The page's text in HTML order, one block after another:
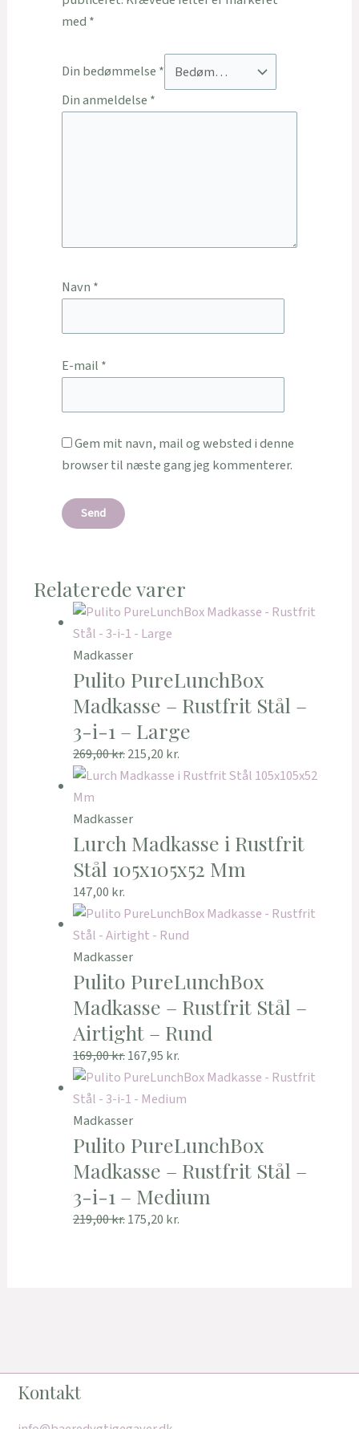
med *
Din bedømmelse *
Din anmeldelse *
Navn *
E-mail *
Gem mit navn, mail og websted i denne
browser til næste gang jeg kommenterer.
Relaterede varer
Madkasser
Pulito PureLunchBox
Madkasse – Rustfrit Stål –
3-i-1 – Large
269,00kr.215,20 kr.
Madkasser
Lurch Madkasse i Rustfrit
Stål 105x105x52 Mm
147,00 kr.
Madkasser
Pulito PureLunchBox
Madkasse – Rustfrit Stål –
Airtight – Rund
169,00kr.167,95 kr.
Madkasser
Pulito PureLunchBox
Madkasse – Rustfrit Stål –
3-i-1 – Medium
219,00kr.175,20 kr.
Kontakt